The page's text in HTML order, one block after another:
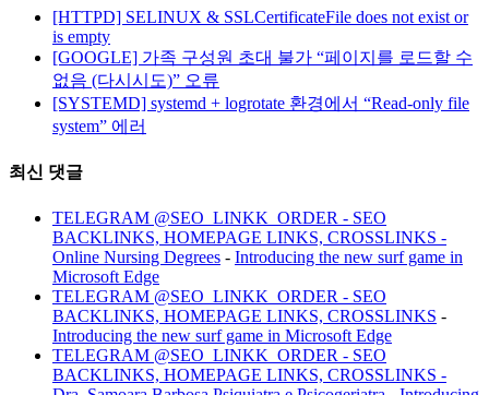
[HTTPD] SELINUX & SSLCertificateFile does not exist or
is empty
[GOOGLE] 가족 구성원 초대 불가 “페이지를 로드할 수
없음 (다시시도)” 오류
[SYSTEMD] systemd + logrotate 환경에서 “Read-only file
system” 에러
최신 댓글
TELEGRAM @SEO_LINKK_ORDER - SEO
BACKLINKS, HOMEPAGE LINKS, CROSSLINKS -
Online Nursing Degrees - Introducing the new surf game in
Microsoft Edge
TELEGRAM @SEO_LINKK_ORDER - SEO
BACKLINKS, HOMEPAGE LINKS, CROSSLINKS -
Introducing the new surf game in Microsoft Edge
TELEGRAM @SEO_LINKK_ORDER - SEO
BACKLINKS, HOMEPAGE LINKS, CROSSLINKS -